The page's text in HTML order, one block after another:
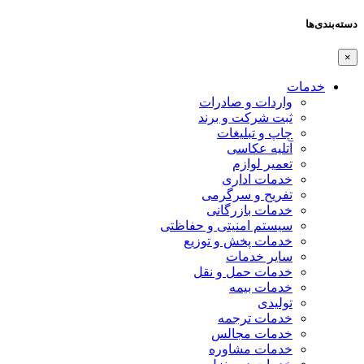
و صادرات
شرکت و برند
و تبلیغات
عکاسی
اداری
و سرگرمی
بازرگانی
امنیتی و حفاظتی
پخش و توزیع
خدمات
حمل و نقل
بیمه
ترجمه
مجالس
مشاوره